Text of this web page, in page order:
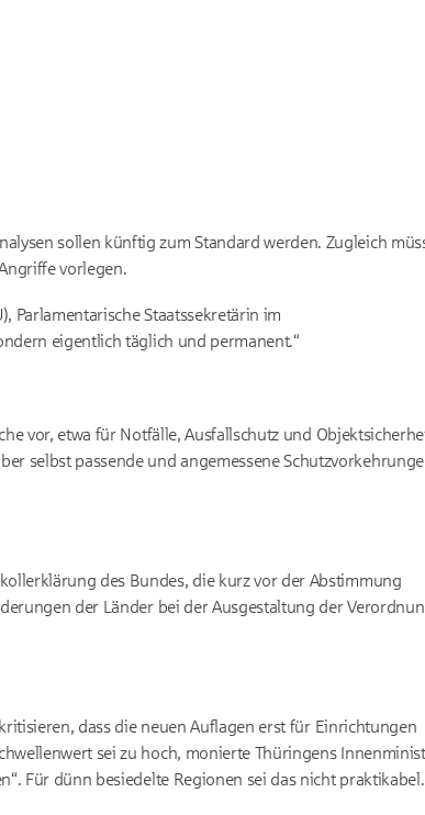
sollen künftig zum Standard werden. Zugleich
vorlegen.
Parlamentarische Staatssekretärin im
eigentlich täglich und permanent.“
vor, etwa für Notfälle, Ausfallschutz und
selbst passende und angemessene
des Bundes, die kurz vor der Abstimmung
der Länder bei der Ausgestaltung der
dass die neuen Auflagen erst für Einrichtungen
sei zu hoch, monierte Thüringens
Für dünn besiedelte Regionen sei das nicht praktikabel.